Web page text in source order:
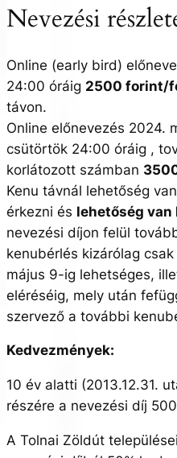
Nevezési
Online (early bird)
24:00 óráig 2500 forint/
távon.
Online előnevezés 2024.
csütörtök 24:00 óráig ,
korlátozott számban
Kenu távnál lehetőség
érkezni és lehetőség van
nevezési díjon felül
kenubérlés kizárólag
május 9-ig lehetséges,
eléréséig, mely után
szervező a további
Kedvezmények:
10 év alatti (2013.12.31.
részére a nevezési díj
A Tolnai Zöldút